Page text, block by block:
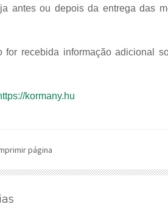
antes ou depois da entrega das
for recebida informação adicional
kormany.hu